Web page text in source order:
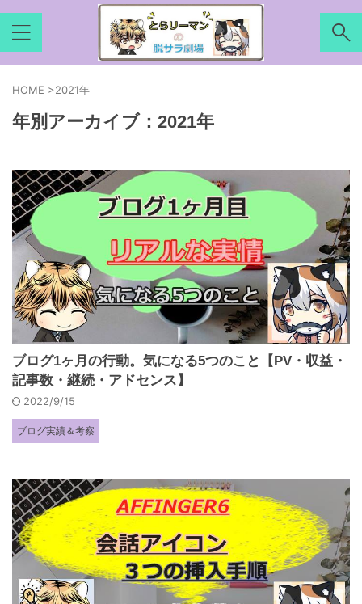
HOME >2021年
年別アーカイブ：2021年
ブログ1ヶ月の行動。気になる5つのこと【PV・収益・
記事数・継続・アドセンス】
2022/9/15
ブログ実績＆考察